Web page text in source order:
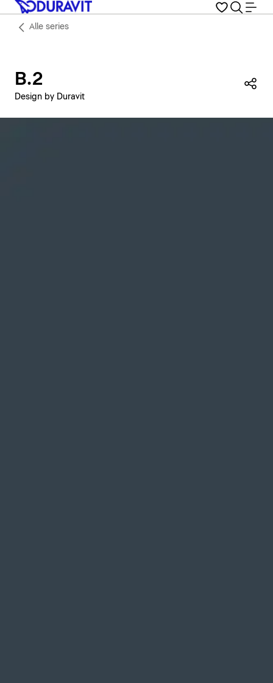
Alle series
B.2
Design by Duravit